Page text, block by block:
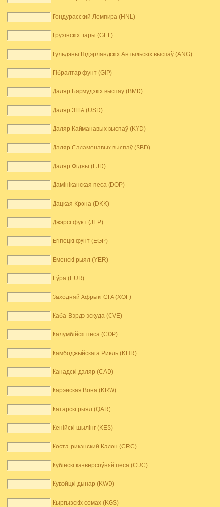
Гондурасский Лемпира (HNL)
Грузінскіх лары (GEL)
Гульдэны Нідэрландскіх Антыльскіх выспаў (ANG)
Гібралтар фунт (GIP)
Даляр Бярмудзкіх выспаў (BMD)
Даляр ЗША (USD)
Даляр Кайманавых выспаў (KYD)
Даляр Саламонавых выспаў (SBD)
Даляр Фіджы (FJD)
Дамініканская песа (DOP)
Дацкая Крона (DKK)
Джэрсі фунт (JEP)
Егіпецкі фунт (EGP)
Еменскі рыял (YER)
Еўра (EUR)
Заходняй Афрыкі CFA (XOF)
Каба-Вэрдэ эскуда (CVE)
Калумбійскі песа (COP)
Камбоджыйскага Риель (KHR)
Канадскі даляр (CAD)
Карэйская Вона (KRW)
Катарскі рыял (QAR)
Кенійскі шылінг (KES)
Коста-риканский Калон (CRC)
Кубінскі канверсоўнай песа (CUC)
Кувэйцкі дынар (KWD)
Кыргызскіх сомах (KGS)